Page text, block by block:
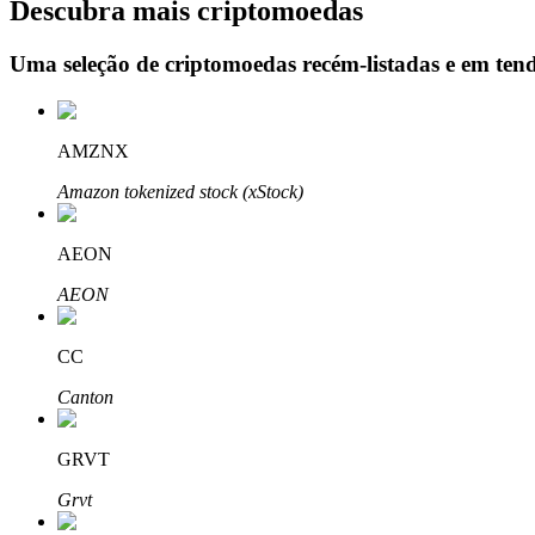
Bloqueios de BTR
Investimentos exclusivos para titulares de BTR
Empréstimos
Serviço de empréstimo apoiado por criptografia
Descubra mais criptomoedas
Uma seleção de criptomoedas recém-listadas e em
AMZNX
Amazon tokenized stock (xStock)
AEON
AEON
CC
Canton
GRVT
Grvt